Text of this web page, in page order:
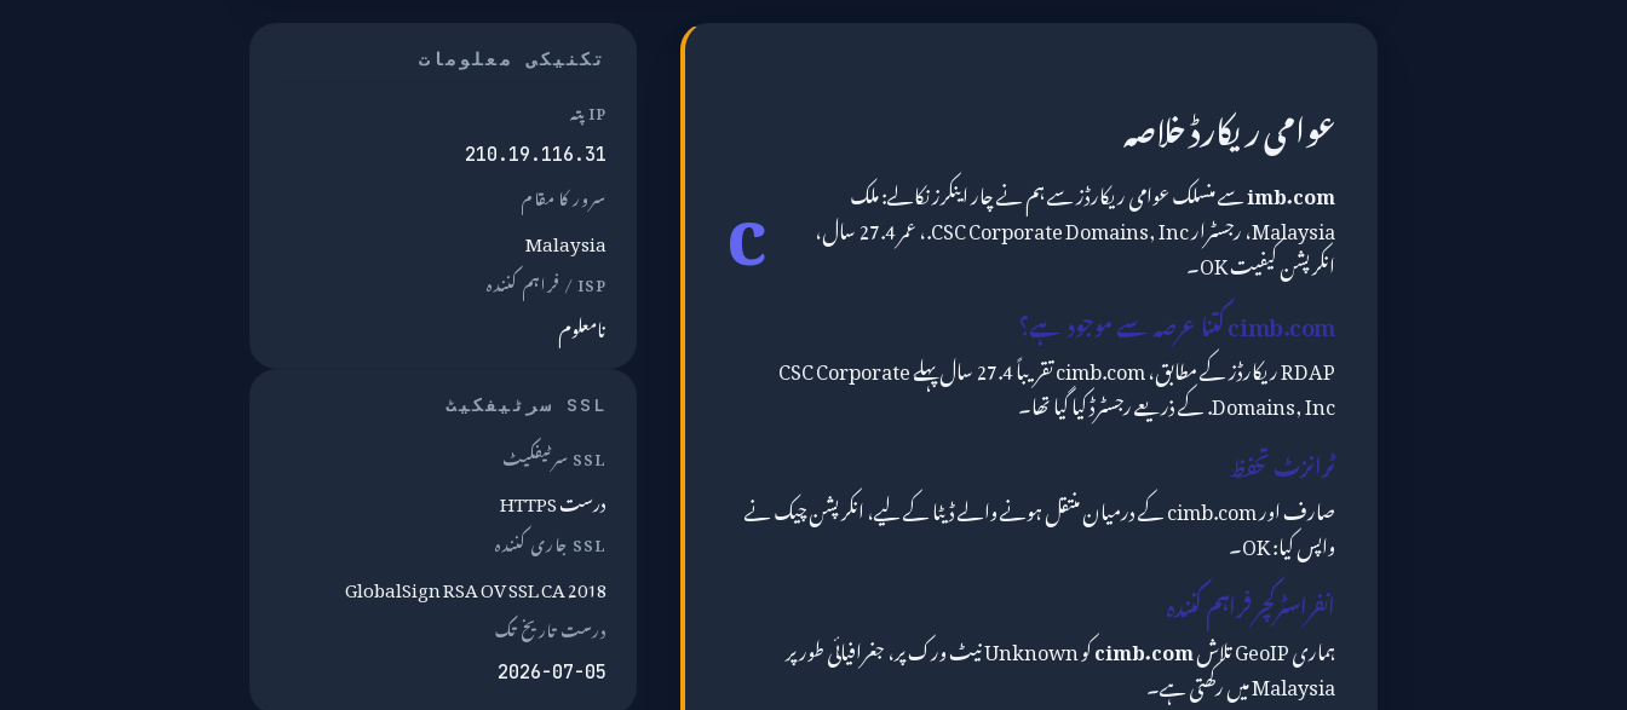
عوامی ریکارڈ خلاصہ c imb.comسے منسلک عوامی ریکارڈز سے ہم نے چار اینکرز نکالے: ملک
Malaysia، رجسٹرار CSC Corporate Domains, Inc.، عمر 27.4 سال،
انکرپشن کیفیت OK۔
cimb.com کتنا عرصہ سے موجود ہے؟
RDAP ریکارڈز کے مطابق، cimb.com تقریباً 27.4 سال پہلے CSC Corporate
Domains, Inc. کے ذریعے رجسٹرڈ کیا گیا تھا۔
ٹرانزٹ تحفظ
صارف اور cimb.com کے درمیان منتقل ہونے والے ڈیٹا کے لیے، انکرپشن چیک نے
واپس کیا: OK۔
انفراسٹرکچر فراہم کنندہ
ہماری GeoIP تلاش cimb.com کو Unknown نیٹ ورک پر، جغرافیائی طور پر
Malaysia میں رکھتی ہے۔
تکنیکی معلومات
IP پتہ
210.19.116.31
سرور کا مقام
Malaysia
ISP / فراہم کنندہ
نامعلوم
SSL سرٹیفکیٹ
SSL سرٹیفکیٹ
درست HTTPS
SSL جاری کنندہ
GlobalSign RSA OV SSL CA 2018
درست تاریخ تک
2026-07-05